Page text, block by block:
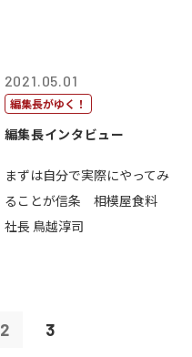
2021.05.01
編集長がゆく！
編集長インタビュー
まずは自分で実際にやってみ
ることが信条 相模屋食料
社長 鳥越淳司
2 3